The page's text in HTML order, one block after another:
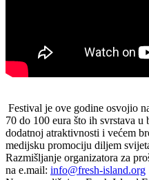
Festival je ove godine osvojio
70 do 100 eura što ih svrstava
dodatnoj atraktivnosti i većem
medijsku promociju diljem
Razmišljanje organizatora za
na e.mail: info@fresh-island.org